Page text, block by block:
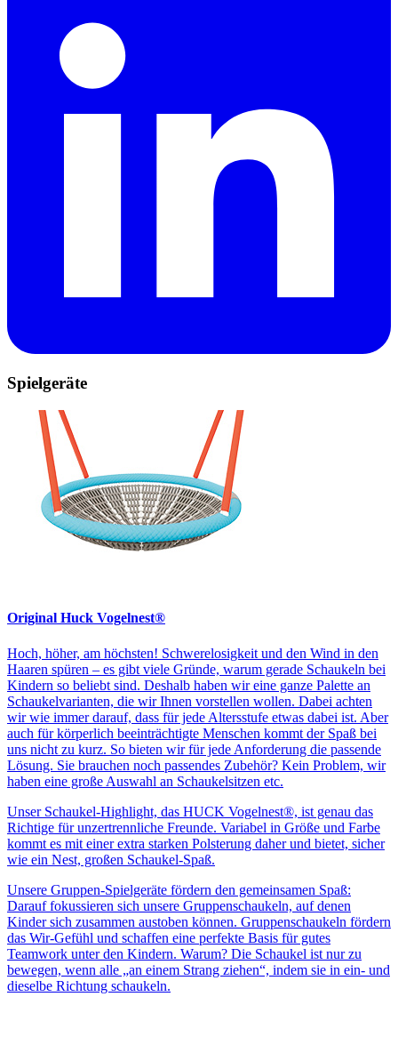
Spielgeräte
Original Huck Vogelnest®
Hoch, höher, am höchsten! Schwerelosigkeit und den Wind in den
Haaren spüren – es gibt viele Gründe, warum gerade Schaukeln bei
Kindern so beliebt sind. Deshalb haben wir eine ganze Palette an
Schaukelvarianten, die wir Ihnen vorstellen wollen. Dabei achten
wir wie immer darauf, dass für jede Altersstufe etwas dabei ist. Aber
auch für körperlich beeinträchtigte Menschen kommt der Spaß bei
uns nicht zu kurz. So bieten wir für jede Anforderung die passende
Lösung. Sie brauchen noch passendes Zubehör? Kein Problem, wir
haben eine große Auswahl an Schaukelsitzen etc.
Unser Schaukel-Highlight, das HUCK Vogelnest®, ist genau das
Richtige für unzertrennliche Freunde. Variabel in Größe und Farbe
kommt es mit einer extra starken Polsterung daher und bietet, sicher
wie ein Nest, großen Schaukel-Spaß.
Unsere Gruppen-Spielgeräte fördern den gemeinsamen Spaß:
Darauf fokussieren sich unsere Gruppenschaukeln, auf denen
Kinder sich zusammen austoben können. Gruppenschaukeln fördern
das Wir-Gefühl und schaffen eine perfekte Basis für gutes
Teamwork unter den Kindern. Warum? Die Schaukel ist nur zu
bewegen, wenn alle „an einem Strang ziehen“, indem sie in ein- und
dieselbe Richtung schaukeln.